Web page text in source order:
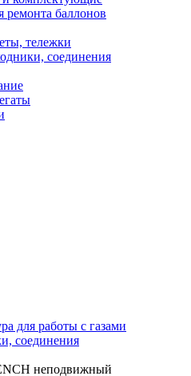
ремонта баллонов
тележки
соединения
для работы с газами
соединения
неподвижный